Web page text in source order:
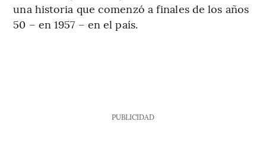
una historia que comenzó a finales de los años
50 – en 1957 – en el país.
PUBLICIDAD